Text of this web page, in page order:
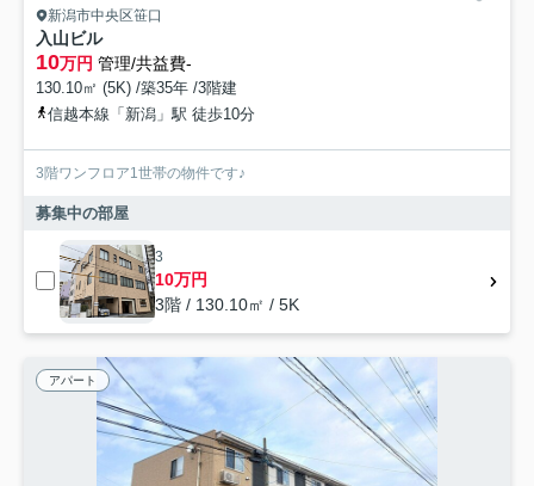
新潟市中央区笹口
入山ビル
10万円 管理/共益費-
130.10㎡ (5K) /築35年 /3階建
信越本線「新潟」駅 徒歩10分
3階ワンフロア1世帯の物件です♪
募集中の部屋
3
10万円
3階 / 130.10㎡ / 5K
アパート